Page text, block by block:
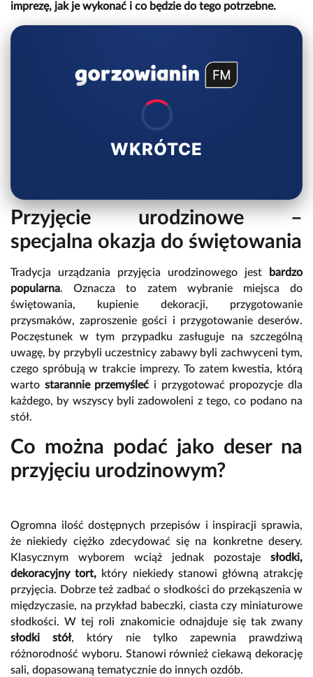
imprezę, jak je wykonać i co będzie do tego potrzebne.
WKRÓTCE
Przyjęcie urodzinowe –
specjalna okazja do świętowania
Tradycja urządzania przyjęcia urodzinowego jest
bardzo
popularna. Oznacza to zatem wybranie miejsca do
świętowania, kupienie dekoracji, przygotowanie
przysmaków, zaproszenie gości i przygotowanie deserów.
Poczęstunek w tym przypadku zasługuje na szczególną
uwagę, by przybyli uczestnicy zabawy byli zachwyceni tym,
czego spróbują w trakcie imprezy. To zatem kwestia, którą
warto starannie przemyśleć i przygotować propozycje dla
każdego, by wszyscy byli zadowoleni z tego, co podano na
stół.
Co można podać jako deser na
przyjęciu urodzinowym?
Ogromna ilość dostępnych przepisów i inspiracji sprawia,
że niekiedy ciężko zdecydować się na konkretne desery.
Klasycznym wyborem wciąż jednak pozostaje słodki,
dekoracyjny tort, który niekiedy stanowi główną atrakcję
przyjęcia. Dobrze też zadbać o słodkości do przekąszenia w
międzyczasie, na przykład babeczki, ciasta czy miniaturowe
słodkości. W tej roli znakomicie odnajduje się tak zwany
słodki stół, który nie tylko zapewnia prawdziwą
różnorodność wyboru. Stanowi również ciekawą dekorację
sali, dopasowaną tematycznie do innych ozdób.